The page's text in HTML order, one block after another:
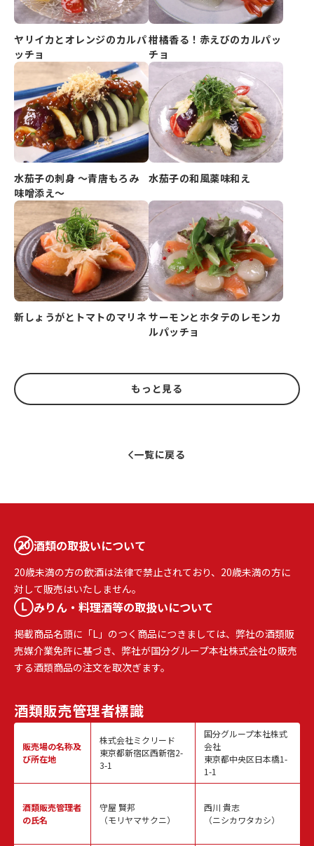
ヤリイカとオレンジのカルパ
ッチョ
柑橘香る！赤えびのカルパッ
チョ
水茄子の刺身 ～青唐もろみ
味噌添え～
水茄子の和風薬味和え
新しょうがとトマトのマリネサーモンとホタテのレモンカ
ルパッチョ
もっと見る
一覧に戻る
酒類の取扱いについて
20歳未満の方の飲酒は法律で禁止されており、20歳未満の方に
対して販売はいたしません。
みりん・料理酒等の取扱いについて
掲載商品名頭に「L」のつく商品につきましては、弊社の酒類販
売媒介業免許に基づき、弊社が国分グループ本社株式会社の販売
する酒類商品の注文を取次ぎます。
酒類販売管理者標識
販売場の名称及
び所在地
酒類販売管理者
の氏名
株式会社ミクリード
東京都新宿区西新宿2-
3-1
守屋 賢邦
（モリヤマサクニ）
国分グループ本社株式
会社
東京都中央区日本橋1-
1-1
西川 貴志
（ニシカワタカシ）